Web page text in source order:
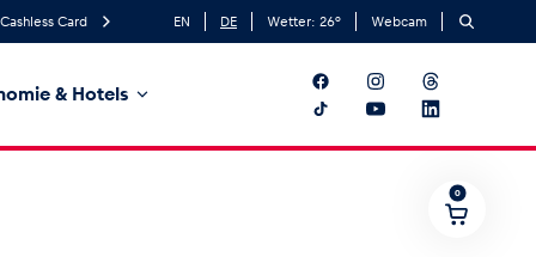
Cashless Card EN DE Wetter: 26° Webcam
& Hotels
0